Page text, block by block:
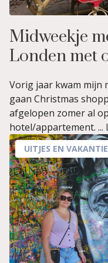
Midweekje
Londen met
Vorig jaar kwam mijn
gaan Christmas
afgelopen zomer al
hotel/appartement. ...
UITJES EN VAKANTIE